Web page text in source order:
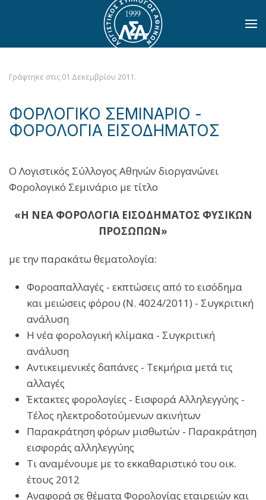
Skip to main content
Γράφτηκε στις 01 Δεκεμβρίου 2011.
ΦΟΡΛΟΓΙΚΟ ΣΕΜΙΝΑΡΙΟ -
ΦΟΡΟΛΟΓΙΑ ΕΙΣΟΔΗΜΑΤΟΣ
Ο Λογιστικός Σύλλογος Αθηνών διοργανώνει
Φορολογικό Σεμινάριο με τίτλο
«Η ΝΕΑ ΦΟΡΟΛΟΓΙΑ ΕΙΣΟΔΗΜΑΤΟΣ ΦΥΣΙΚΩΝ
ΠΡΟΣΩΠΩΝ»
με την παρακάτω θεματολογία:
Φοροαπαλλαγές - εκπτώσεις από το εισόδημα
και μειώσεις φόρου (Ν. 4024/2011) - Συγκριτική
ανάλυση
Η νέα φορολογική κλίμακα - Συγκριτική
ανάλυση
Αντικειμενικές δαπάνες - Τεκμήρια μετά τις
αλλαγές
Έκτακτες φορολογίες - Εισφορά Αλληλεγγύης -
Τέλος ηλεκτροδοτούμενων ακινήτων
Παρακράτηση φόρων μισθωτών - Παρακράτηση
εισφοράς αλληλεγγύης
Τι αναμένουμε με το εκκαθαριστικό του οικ.
έτους 2012
Αναφορά σε θέματα Φορολογίας εταιρειών και